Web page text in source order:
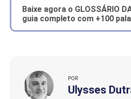
Baixe agora o GLOSSÁRIO
guia completo com +100
POR
Ulysses